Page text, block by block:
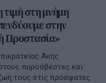
στη μνήμη
στην
Προστασία»
Άκης
πυροσβέστες και
τους στις πρόσφατες